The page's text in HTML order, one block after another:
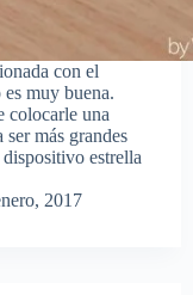
con el
muy buena.
colocarle una
más grandes
estrella
2017